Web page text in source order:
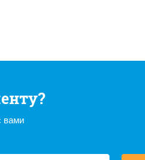
вами